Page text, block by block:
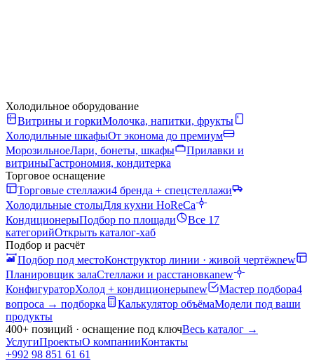
Холодильное оборудование
Витрины и горкиМолочка, напитки, фрукты
Холодильные шкафыОт эконома до премиум
МорозильноеЛари, бонеты, шкафы
Прилавки и
витриныГастрономия, кондитерка
Торговое оснащение
Торговые стеллажи4 бренда + спецстеллажи
Холодильные столыДля кухни HoReCa
КондиционерыПодбор по площади
Все 17
категорийОткрыть каталог-хаб
Подбор и расчёт
Подбор под местоКонструктор линии · живой чертёжnew
Планировщик залаСтеллажи и расстановкаnew
КонфигураторХолод + кондиционерыnew Мастер подбора4
вопроса → подборка
Калькулятор объёмаМодели под ваши
продукты
400+ позиций · оснащение под ключВесь каталог →
УслугиПроектыО компанииКонтакты
+992 98 851 61 61